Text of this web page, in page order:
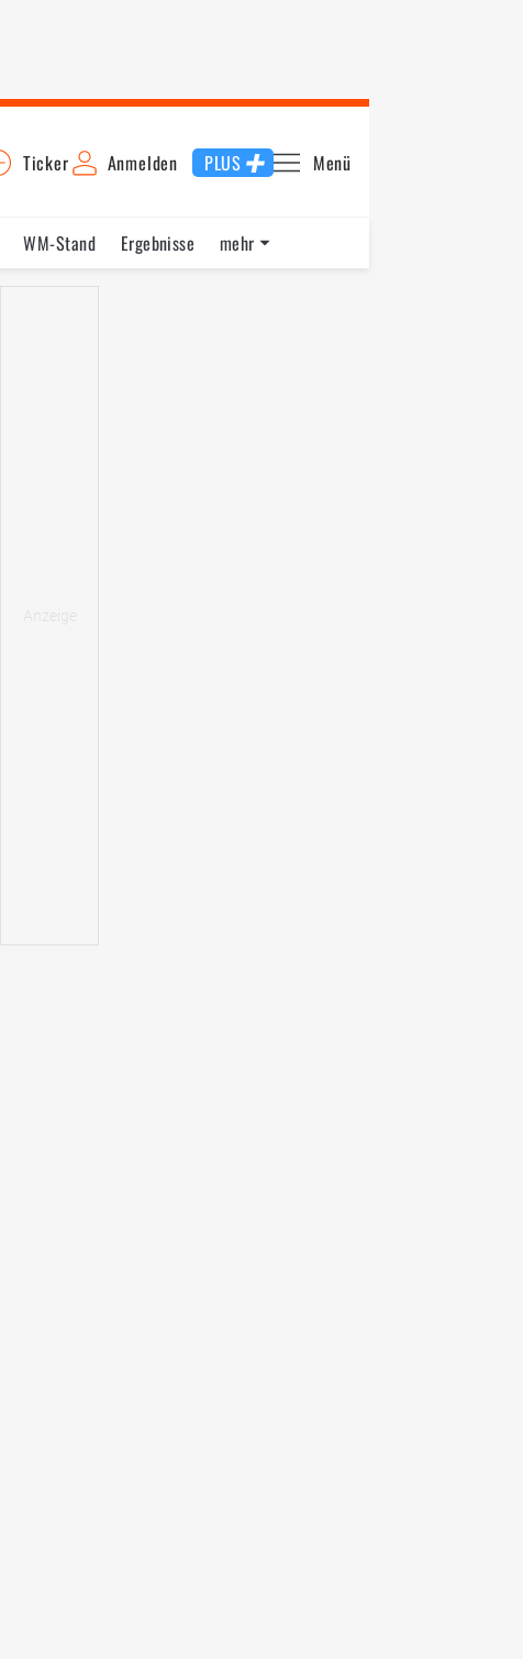
Ticker Anmelden PLUS Menü
WM-Stand
Ergebnisse
mehr